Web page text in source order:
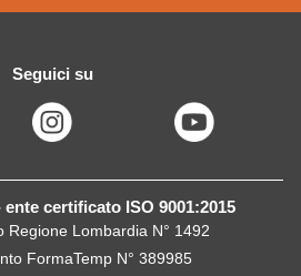
Seguici su
certificato ISO 9001:2015
Regione Lombardia N° 1492
FormaTemp N° 389985